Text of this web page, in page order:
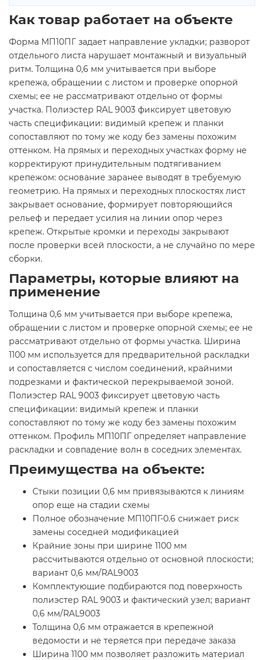
Как товар работает на объекте
Форма МП10ПГ задает направление укладки; разворот
отдельного листа нарушает монтажный и визуальный
ритм. Толщина 0,6 мм учитывается при выборе
крепежа, обращении с листом и проверке опорной
схемы; ее не рассматривают отдельно от формы
участка. Полиэстер RAL 9003 фиксирует цветовую
часть спецификации: видимый крепеж и планки
сопоставляют по тому же коду без замены похожим
оттенком. На прямых и переходных участках форму не
корректируют принудительным подтягиванием
крепежом: основание заранее выводят в требуемую
геометрию. На прямых и переходных плоскостях лист
закрывает основание, формирует повторяющийся
рельеф и передает усилия на линии опор через
крепеж. Открытые кромки и переходы закрывают
после проверки всей плоскости, а не случайно по мере
сборки.
Параметры, которые влияют на
применение
Толщина 0,6 мм учитывается при выборе крепежа,
обращении с листом и проверке опорной схемы; ее не
рассматривают отдельно от формы участка. Ширина
1100 мм используется для предварительной раскладки
и сопоставляется с числом соединений, крайними
подрезками и фактической перекрываемой зоной.
Полиэстер RAL 9003 фиксирует цветовую часть
спецификации: видимый крепеж и планки
сопоставляют по тому же коду без замены похожим
оттенком. Профиль МП10ПГ определяет направление
раскладки и совпадение волн в соседних элементах.
Преимущества на объекте:
Стыки позиции 0,6 мм привязываются к линиям
опор еще на стадии схемы
Полное обозначение МП10ПГ-0.6 снижает риск
замены соседней модификацией
Крайние зоны при ширине 1100 мм
рассчитываются отдельно от основной плоскости;
вариант 0,6 мм/RAL9003
Комплектующие подбираются под поверхность
полиэстер RAL 9003 и фактический узел; вариант
0,6 мм/RAL9003
Толщина 0,6 мм отражается в крепежной
ведомости и не теряется при передаче заказа
Ширина 1100 мм позволяет разложить материал